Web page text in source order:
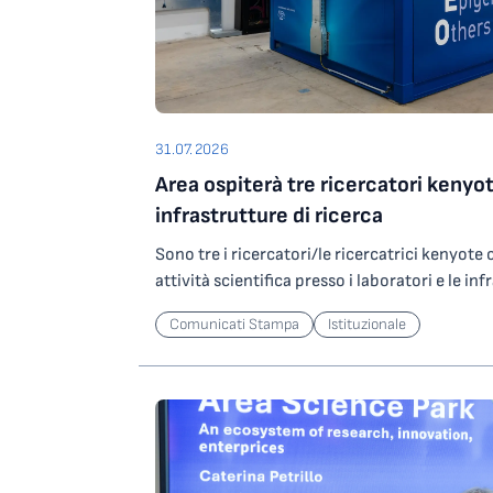
31.07.2026
Area ospiterà tre ricercatori
infrastrutture di ricerca
Sono tre i ricercatori/le ricercatrici kenyote
attività scientifica presso i laboratori e le
Science Park grazie a un contributo del
Ricerca che l’Ente ha ottenuto partecipando
nell’ambito degli investimenti del PNRR. In
potranno svolgere attività di ricerca presso
altamente specializzata per lo studio di
operando su ORFEO, centro per il calcolo
Comunicati Stampa Istituzionale